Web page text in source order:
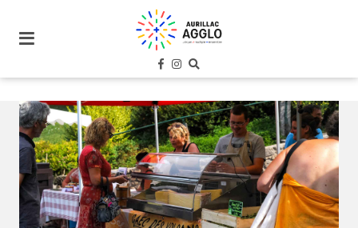
site
menu
aller au
contenu